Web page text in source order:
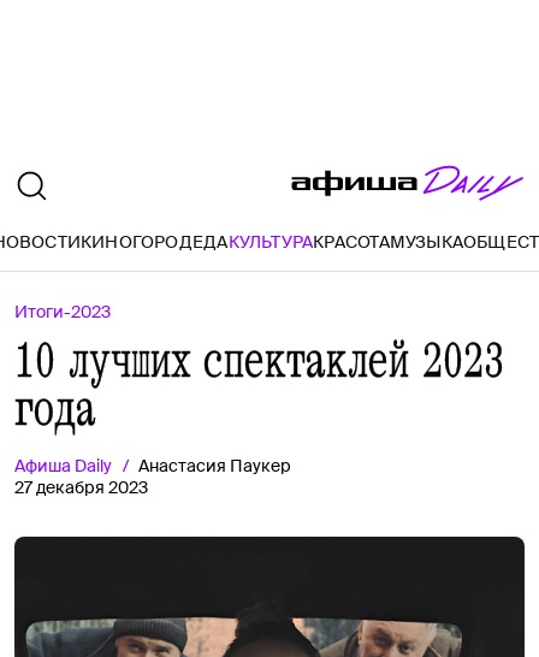
КИНОГОРОДЕДАКУЛЬТУРАКРАСОТАМУЗЫКА
Итоги-2023
10 лучших спектаклей 2023
года
Афиша Daily
Анастасия Паукер
27 декабря 2023